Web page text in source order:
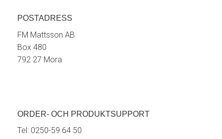
POSTADRESS
FM Mattsson AB
Box 480
792 27 Mora
ORDER- OCH PRODUKTSUPPORT
Tel: 0250-59 64 50